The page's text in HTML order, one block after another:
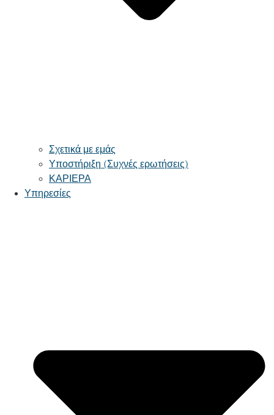
Σχετικά με εμάς
Υποστήριξη (Συχνές ερωτήσεις)
ΚΑΡΙΕΡΑ
Υπηρεσίες